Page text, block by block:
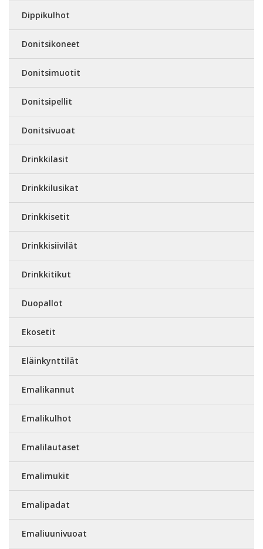
Dippikulhot
Donitsikoneet
Donitsimuotit
Donitsipellit
Donitsivuoat
Drinkkilasit
Drinkkilusikat
Drinkkisetit
Drinkkisiivilät
Drinkkitikut
Duopallot
Ekosetit
Eläinkynttilät
Emalikannut
Emalikulhot
Emalilautaset
Emalimukit
Emalipadat
Emaliuunivuoat